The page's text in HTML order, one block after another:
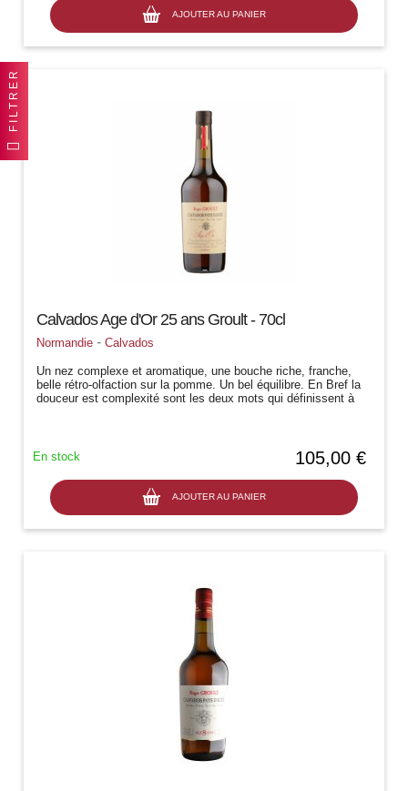
AJOUTER AU PANIER
Calvados Age d'Or 25 ans Groult - 70cl
Normandie -Calvados
Un nez complexe et aromatique, une bouche riche, franche,
belle rétro-olfaction sur la pomme. Un bel équilibre. En Bref la
douceur est complexité sont les deux mots qui définissent à
105,00 €
AJOUTER AU PANIER
En stock
FILTRER